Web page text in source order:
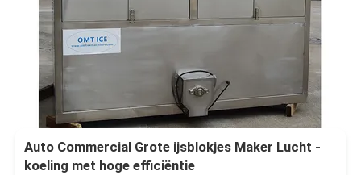
Auto Commercial Grote ijsblokjes Maker Lucht -
koeling met hoge efficiëntie